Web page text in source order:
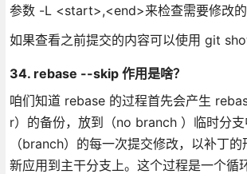
参数 -L <start>,<end>来检查需要修改的
如果查看之前提交的内容可以使用 git
34. rebase --skip 作用是啥？
咱们知道 rebase 的过程首先会产生
r）的备份，放到（no branch ）临时分
（branch）的每一次提交修改，以补丁
新应用到主干分支上。这个过程是一个循